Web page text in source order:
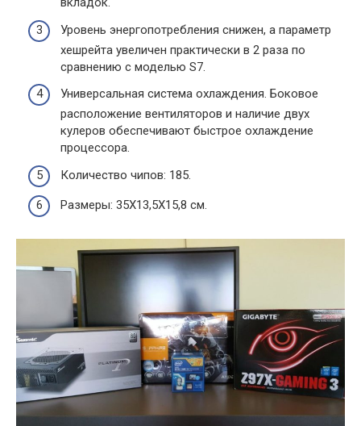
Уровень энергопотребления снижен, а параметр
хешрейта увеличен практически в 2 раза по
сравнению с моделью S7.
Универсальная система охлаждения. Боковое
расположение вентиляторов и наличие двух
кулеров обеспечивают быстрое охлаждение
процессора.
Количество чипов: 185.
Размеры: 35Х13,5Х15,8 см.